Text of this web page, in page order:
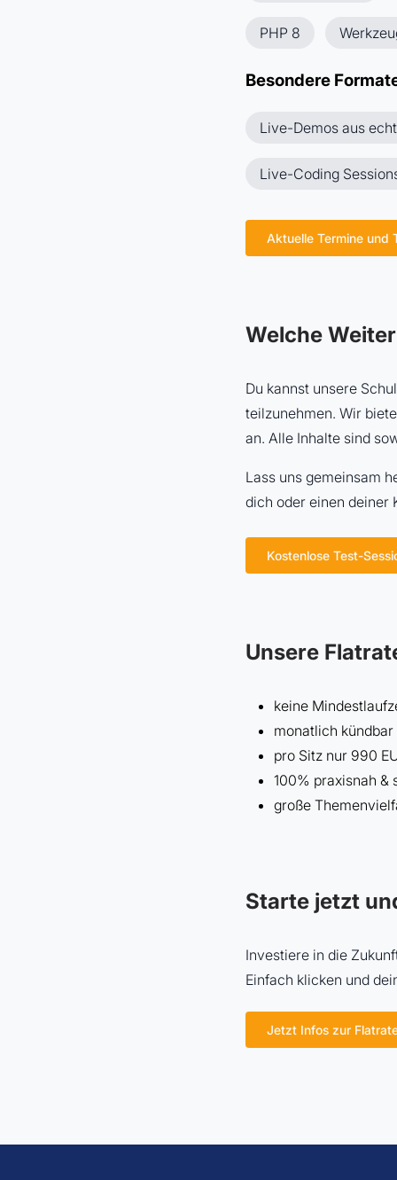
PHP 8
Besondere
Live-Demos aus
Live-Coding
Aktuelle Termine und
Welche
Du kannst unsere
teilzunehmen. Wir
an. Alle Inhalte sind
Lass uns gemeinsam
dich oder einen deiner
Kostenlose Test-
Unsere
keine
monatlich kündbar
pro Sitz nur 990
100% praxisnah &
große
Starte jetzt
Investiere in die
Einfach klicken und
Jetzt Infos zur